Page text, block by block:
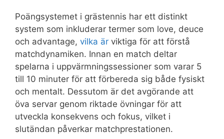
Poängsystemet i grästennis har ett distinkt
system som inkluderar termer som love, deuce
och advantage, vilka är viktiga för att förstå
matchdynamiken. Innan en match deltar
spelarna i uppvärmningssessioner som varar 5
till 10 minuter för att förbereda sig både fysiskt
och mentalt. Dessutom är det avgörande att
öva servar genom riktade övningar för att
utveckla konsekvens och fokus, vilket i
slutändan påverkar matchprestationen.